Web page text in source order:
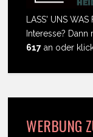
LASS' UNS
Interesse?
617 an oder
WERBUNG